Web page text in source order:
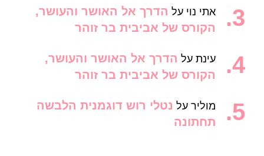
אתי נוי על הדרך אל האושר והעושר,
הקורס של אביבית בר זוהר
עינת על הדרך אל האושר והעושר,
הקורס של אביבית בר זוהר
מוליר על נטלי רוש דוגמנית הלבשה
תחתונה